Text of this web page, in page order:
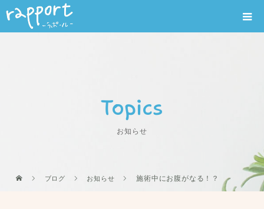
Topics
お知らせ
ブログ お知らせ 施術中にお腹がなる！？